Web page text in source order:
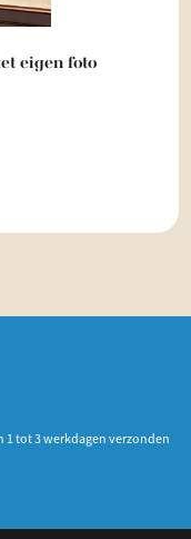
eigen foto
1 tot 3 werkdagen verzonden